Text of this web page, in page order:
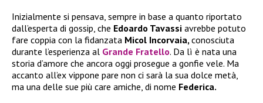
Inizialmente si pensava, sempre in base a quanto riportato
dall’esperta di gossip, che Edoardo Tavassi avrebbe potuto
fare coppia con la fidanzata Micol Incorvaia, conosciuta
durante l’esperienza al Grande Fratello. Da lì è nata una
storia d’amore che ancora oggi prosegue a gonfie vele. Ma
accanto all’ex vippone pare non ci sarà la sua dolce metà,
ma una delle sue più care amiche, di nome Federica.